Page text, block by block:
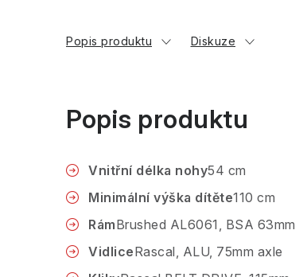
Popis produktu Diskuze
Popis produktu
Vnitřní délka nohy54 cm
Minimální výška dítěte110 cm
RámBrushed AL6061, BSA 63mm
VidliceRascal, ALU, 75mm axle